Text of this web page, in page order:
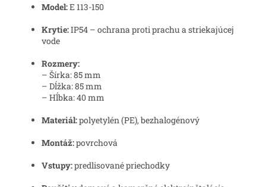
Model:E 113-150
Krytie:IP54 – ochrana proti prachu a striekajúcej
vode
Rozmery:
– Šírka: 85 mm
– Dĺžka: 85 mm
– Hĺbka: 40 mm
Materiál:polyetylén (PE), bezhalogénový
Montáž:povrchová
Vstupy:predlisované priechodky